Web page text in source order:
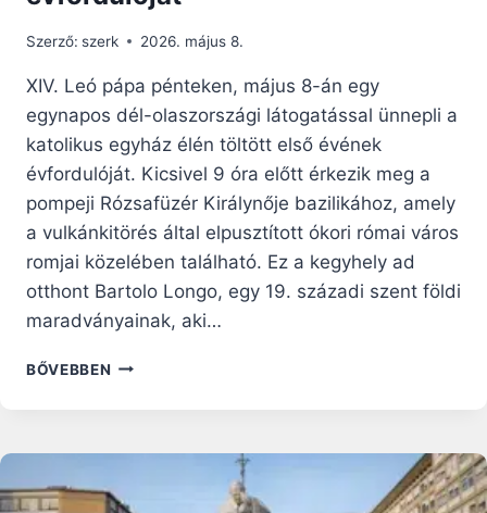
Szerző: szerk 2026. május 8.
XIV. Leó pápa pénteken, május 8-án egy
egynapos dél-olaszországi látogatással ünnepli a
katolikus egyház élén töltött első évének
évfordulóját. Kicsivel 9 óra előtt érkezik meg a
pompeji Rózsafüzér Királynője bazilikához, amely
a vulkánkitörés által elpusztított ókori római város
romjai közelében található. Ez a kegyhely ad
otthont Bartolo Longo, egy 19. századi szent földi
maradványainak, aki…
BŐVEBBEN XIV.
ÉS
ÜNNEPLI